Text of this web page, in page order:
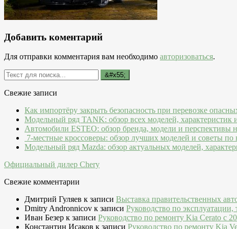
Добавить коментарий
Для отправки комментария вам необходимо авторизоваться.
Свежие записи
Как импортёру закрыть безопасность при перевозке
Модельный ряд TANK: обзор всех моделей, характеристик
Автомобили ESTEO: обзор бренда, модели и перспективы
7-местные кроссоверы: обзор лучших моделей и советы по
Модельный ряд Mazda: обзор актуальных моделей,
Официальный дилер Chery
Свежие комментарии
Дмитрий Гуляев к записи Выставка правительственных
Dmitry Andronnicov к записи Руководство по
Иван Безер к записи Руководство по ремонту Kia Cerato c
Константин Исаков к записи Руководство по ремонту Kia